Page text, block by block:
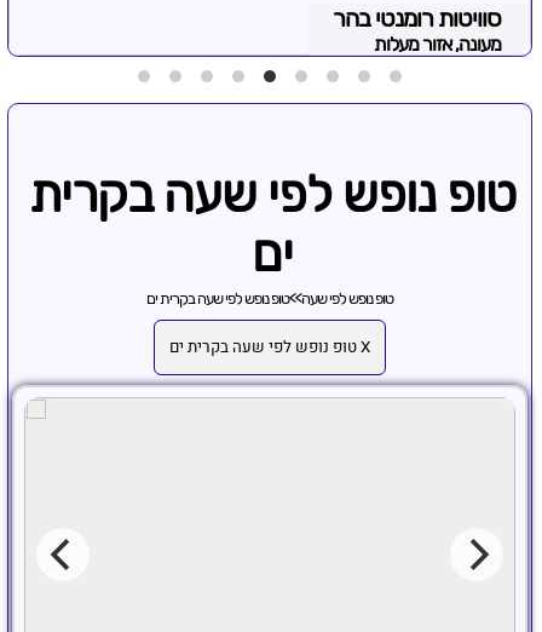
סוויטות רומנטי בהר
מעונה, אזור מעלות
טופ נופש לפי שעה בקרית
ים
טופ נופש לפי שעה>>טופ נופש לפי שעה בקרית ים
X טופ נופש לפי שעה בקרית ים